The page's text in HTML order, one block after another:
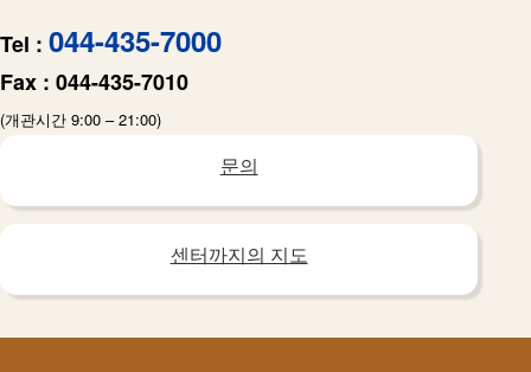
Tel : 044-435-7000
Fax : 044-435-7010
(개관시간 9:00 – 21:00)
문의
센터까지의 지도